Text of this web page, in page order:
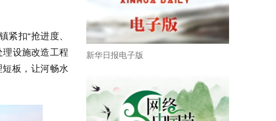
紧扣“抢进度、
理设施改造工程
板，让河畅水
新华日报电子版